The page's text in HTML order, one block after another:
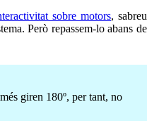
sobre motors, sabreu
Però repassem-lo abans de
giren 180º, per tant, no